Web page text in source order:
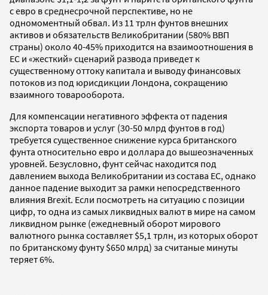
с евро в среднесрочной перспективе, но не
одномоментный обвал. Из 11 трлн фунтов внешних
активов и обязательств Великобритании (580% ВВП
страны) около 40-45% приходится на взаимоотношения в
ЕС и «жесткий» сценарий развода приведет к
существенному оттоку капитала и выводу финансовых
потоков из под юрисдикции Лондона, сокращению
взаимного товарооборота.
Для компенсации негативного эффекта от падения
экспорта товаров и услуг (30-50 млрд фунтов в год)
требуется существенное снижение курса британского
фунта относительно евро и доллара до вышеозначенных
уровней. Безусловно, фунт сейчас находится под
давлением выхода Великобритании из состава ЕС, однако
данное падение выходит за рамки непосредственного
влияния Brexit. Если посмотреть на ситуацию с позиции
цифр, то одна из самых ликвидных валют в мире на самом
ликвидном рынке (ежедневный оборот мирового
валютного рынка составляет $5,1 трлн, из которых оборот
по британскому фунту $650 млрд) за считаные минуты
теряет 6%.